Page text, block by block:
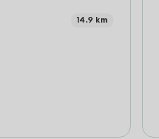
14.9 km